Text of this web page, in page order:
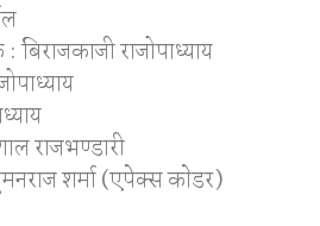
राजोपाध्याय
राजभण्डारी
शर्मा (एपेक्स काेडर)